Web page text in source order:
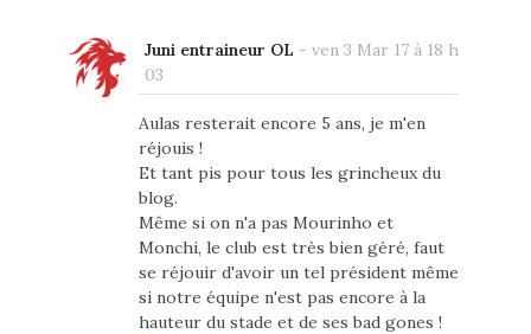
Juni entraineur OL - ven 3 Mar 17 à 18 h
03
Aulas resterait encore 5 ans, je m'en
réjouis !
Et tant pis pour tous les grincheux du
blog.
Même si on n'a pas Mourinho et
Monchi, le club est très bien géré, faut
se réjouir d'avoir un tel président même
si notre équipe n'est pas encore à la
hauteur du stade et de ses bad gones !